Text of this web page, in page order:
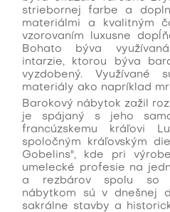
striebornej farbe a
materiálmi a kvalitným
vzorovaním luxusne
Bohato býva
intarzie, ktorou býva
vyzdobený.
materiály ako napríklad
Barokový nábytok zažil
je spájaný s jeho
francúzskemu kráľovi
spoločným kráľovským
Gobelins", kde pri
umelecké profesie na
a rezbárov spolu so
nábytkom sú v dnešnej
sakrálne stavby a